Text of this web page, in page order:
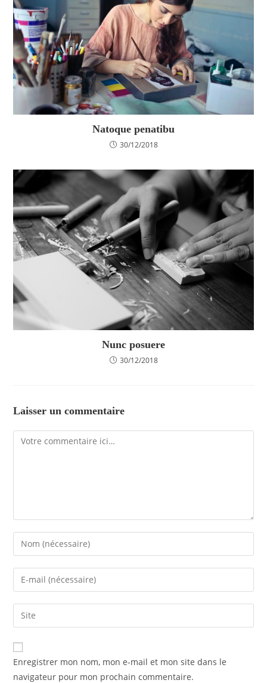
Natoque penatibu
30/12/2018
Nunc posuere
30/12/2018
Laisser un commentaire
Enregistrer mon nom, mon e-mail et mon site dans le
navigateur pour mon prochain commentaire.